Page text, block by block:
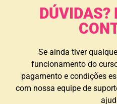
DÚVIDAS?
Se ainda tiver
funcionamento do
pagamento e condições
com nossa equipe de